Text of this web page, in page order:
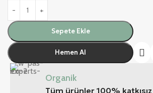
Sepete Ekle
Hemen Al
Organik
Tüm ürünler 100%